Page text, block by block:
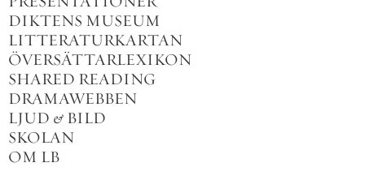
DIKTENS MUSEUM
LITTERATURKARTAN
ÖVERSÄTTARLEXIKON
SHARED READING
DRAMAWEBBEN
LJUD & BILD
SKOLAN
OM LB